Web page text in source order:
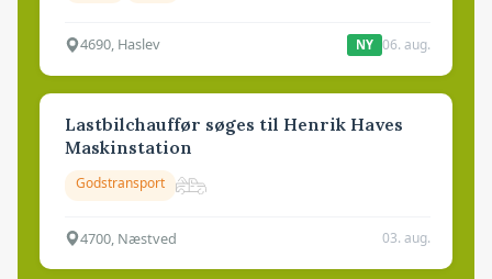
4690, Haslev NY 06. aug.
Lastbilchauffør søges til Henrik Haves
Maskinstation
Godstransport
4700, Næstved 03. aug.